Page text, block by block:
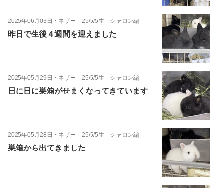
2025年06月03日 ・ ネザー 25/5/5生 シャロン編
昨日で生後４週間を迎えました
2025年05月29日 ・ ネザー 25/5/5生 シャロン編
日に日に巣箱がせまくなってきています
2025年05月28日 ・ ネザー 25/5/5生 シャロン編
巣箱から出てきました